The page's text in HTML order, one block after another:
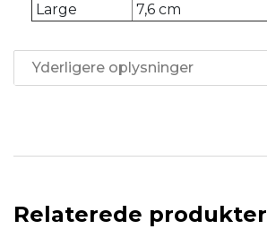
Large
7,6 cm
Yderligere oplysninger
Relaterede produkter